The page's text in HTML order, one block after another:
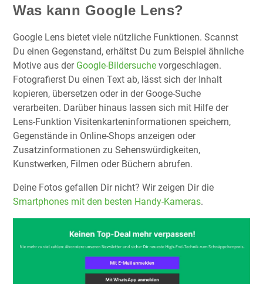
Was kann Google Lens?
Google Lens bietet viele nützliche Funktionen. Scannst
Du einen Gegenstand, erhältst Du zum Beispiel ähnliche
Motive aus der Google-Bildersuche vorgeschlagen.
Fotografierst Du einen Text ab, lässt sich der Inhalt
kopieren, übersetzen oder in der Googe-Suche
verarbeiten. Darüber hinaus lassen sich mit Hilfe der
Lens-Funktion Visitenkarteninformationen speichern,
Gegenstände in Online-Shops anzeigen oder
Zusatzinformationen zu Sehenswürdigkeiten,
Kunstwerken, Filmen oder Büchern abrufen.
Deine Fotos gefallen Dir nicht? Wir zeigen Dir die
Smartphones mit den besten Handy-Kameras.